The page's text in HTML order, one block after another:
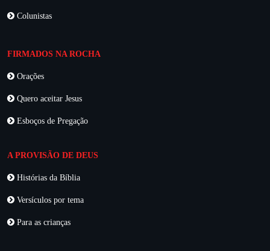
Colunistas
FIRMADOS NA ROCHA
Orações
Quero aceitar Jesus
Esboços de Pregação
A PROVISÃO DE DEUS
Histórias da Bíblia
Versículos por tema
Para as crianças